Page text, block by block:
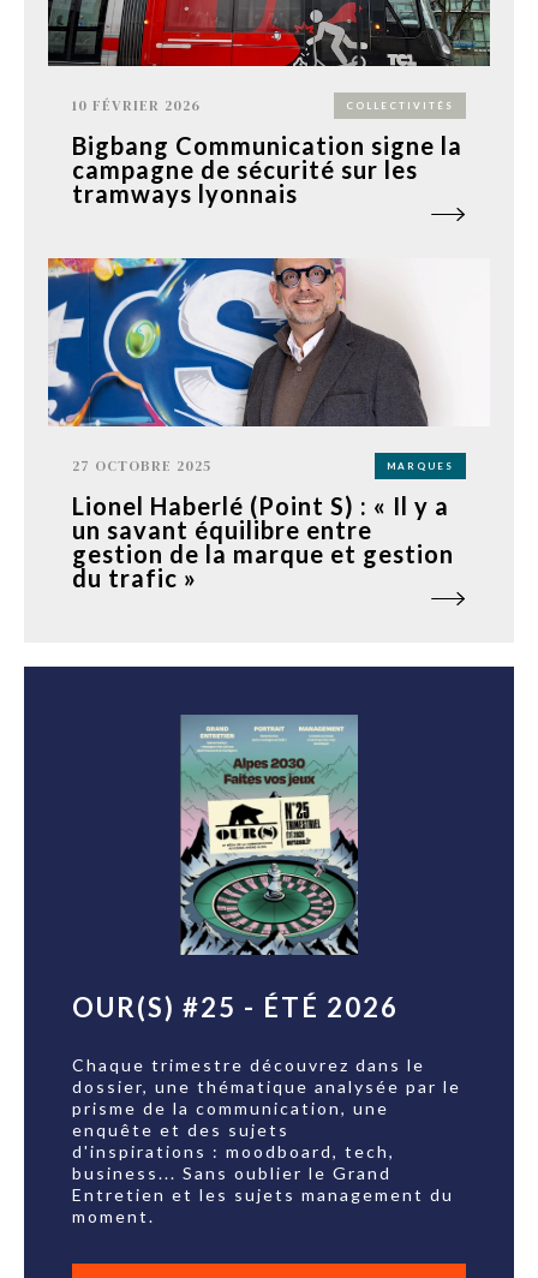
10 FÉVRIER 2026 COLLECTIVITÉS
Bigbang Communication signe la
campagne de sécurité sur les
tramways lyonnais
27 OCTOBRE 2025 MARQUES
Lionel Haberlé (Point S) : « Il y a
un savant équilibre entre
gestion de la marque et gestion
du trafic »
OUR(S) #25 - ÉTÉ 2026
Chaque trimestre découvrez dans le
dossier, une thématique analysée par le
prisme de la communication, une
enquête et des sujets
d'inspirations : moodboard, tech,
business... Sans oublier le Grand
Entretien et les sujets management du
moment.